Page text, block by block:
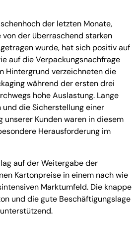
der letzten Monate,
der überraschend starken
wurde, hat sich positiv auf
auf die Verpackungsnachfrage
Hintergrund verzeichneten die
während der ersten drei
hohe Auslastung. Lange
und die Sicherstellung einer
unserer Kunden waren in diesem
Herausforderung im
auf der Weitergabe der
Kartonpreise in einem nach wie
Marktumfeld. Die knappe
und die gute Beschäftigungslage